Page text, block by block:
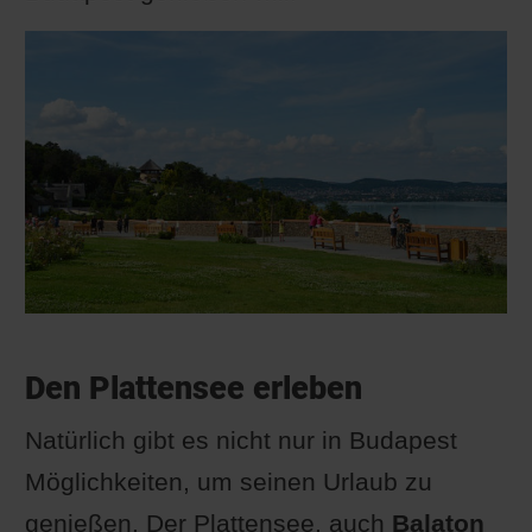
Den Plattensee erleben
Natürlich gibt es nicht nur in Budapest
Möglichkeiten, um seinen Urlaub zu
genießen. Der Plattensee, auch Balaton